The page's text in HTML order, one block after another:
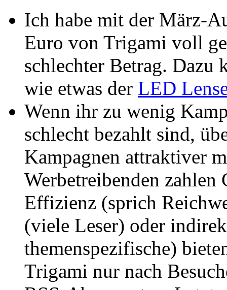
Ich habe mit der März-
Euro von Trigami voll
schlechter Betrag. Dazu
wie etwas der LED
Wenn ihr zu wenig
schlecht bezahlt sind,
Kampagnen attraktiver
Werbetreibenden zahlen
Effizienz (sprich
(viele Leser) oder
themenspezifische)
Trigami nur nach